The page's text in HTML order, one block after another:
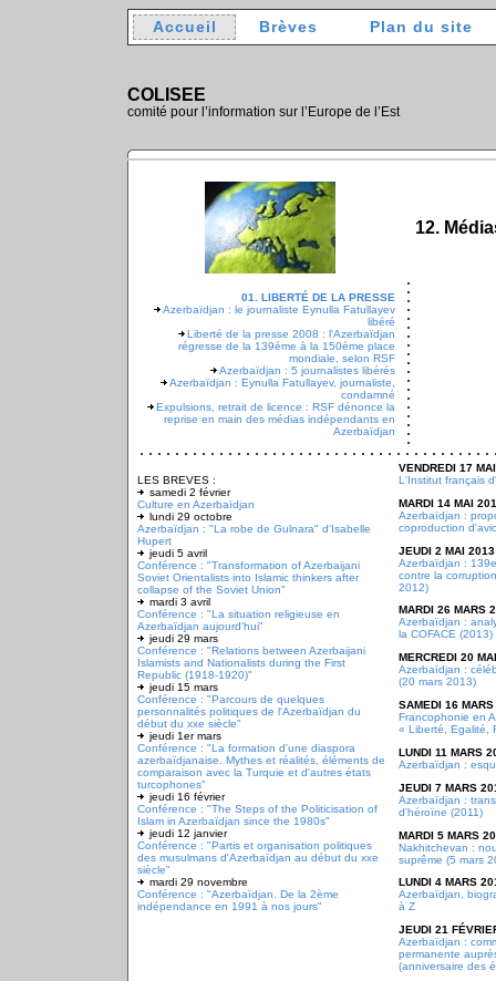
Accueil Brèves Plan du site
COLISEE
comité pour l’information sur l’Europe de l’Est
12.
01. LIBERTÉ DE LA PRESSE
Azerbaïdjan : le journaliste Eynulla Fatullayev
libéré
Liberté de la presse 2008 : l'Azerbaïdjan
régresse de la 139éme à la 150éme place
mondiale, selon RSF
Azerbaïdjan : 5 journalistes libérés
Azerbaïdjan : Eynulla Fatullayev, journaliste,
condamné
Expulsions, retrait de licence : RSF dénonce la
reprise en main des médias indépendants en
Azerbaïdjan
LES BREVES :
samedi 2 février
Culture en Azerbaïdjan
lundi 29 octobre
Azerbaïdjan : "La robe de Gulnara" d'Isabelle
Hupert
jeudi 5 avril
Conférence : "Transformation of Azerbaijani
Soviet Orientalists into Islamic thinkers after
collapse of the Soviet Union"
mardi 3 avril
Conférence : "La situation religieuse en
Azerbaïdjan aujourd'hui"
jeudi 29 mars
Conférence : "Relations between Azerbaijani
Islamists and Nationalists during the First
Republic (1918-1920)"
jeudi 15 mars
Conférence : "Parcours de quelques
personnalités politiques de l'Azerbaïdjan du
début du xxe siècle"
jeudi 1er mars
Conférence : "La formation d'une diaspora
azerbaïdjanaise. Mythes et réalités, éléments de
comparaison avec la Turquie et d'autres états
turcophones"
jeudi 16 février
Conférence : "The Steps of the Politicisation of
Islam in Azerbaïdjan since the 1980s"
jeudi 12 janvier
Conférence : "Partis et organisation politiques
des musulmans d'Azerbaïdjan au début du xxe
siècle"
mardi 29 novembre
Conférence : "Azerbaïdjan. De la 2ème
indépendance en 1991 à nos jours"
VENDREDI 17
L'Institut français
MARDI 14 MAI
Azerbaïdjan :
coproduction
JEUDI 2 MAI 2013
Azerbaïdjan :
contre la
2012)
MARDI 26 MARS
Azerbaïdjan :
la COFACE (2013)
MERCREDI 20
Azerbaïdjan :
(20 mars 2013)
SAMEDI 16
Francophonie en
« Liberté, Egalité,
LUNDI 11 MARS
Azerbaïdjan :
JEUDI 7 MARS
Azerbaïdjan :
d'héroïne (2011)
MARDI 5 MARS
Nakhitchevan :
suprême (5 mars
LUNDI 4 MARS
Azerbaïdjan,
à Z
JEUDI 21
Azerbaïdjan :
permanente
(anniversaire des